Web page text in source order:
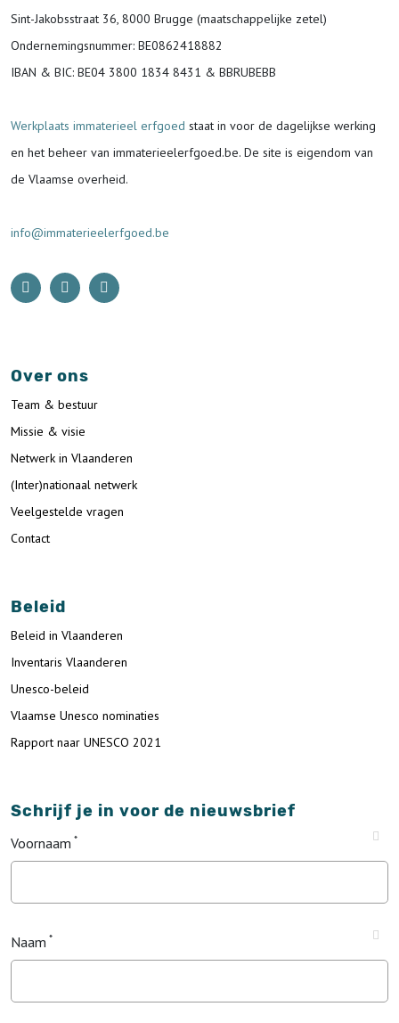
Sint-Jakobsstraat 36, 8000 Brugge (maatschappelijke zetel)
Ondernemingsnummer: BE0862418882
IBAN & BIC: BE04 3800 1834 8431 & BBRUBEBB
Werkplaats immaterieel erfgoed staat in voor de dagelijkse werking
en het beheer van immaterieelerfgoed.be. De site is eigendom van
de Vlaamse overheid.
info@immaterieelerfgoed.be
Over ons
Team & bestuur
Missie & visie
Netwerk in Vlaanderen
(Inter)nationaal netwerk
Veelgestelde vragen
Contact
Beleid
Beleid in Vlaanderen
Inventaris Vlaanderen
Unesco-beleid
Vlaamse Unesco nominaties
Rapport naar UNESCO 2021
Schrijf je in voor de nieuwsbrief
Voornaam
Naam